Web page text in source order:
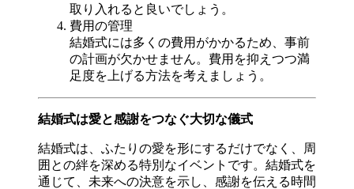
取り入れると良いでしょう。
費用の管理
結婚式には多くの費用がかかるため、事前
の計画が欠かせません。費用を抑えつつ満
足度を上げる方法を考えましょう。
結婚式は愛と感謝をつなぐ大切な儀式
結婚式は、ふたりの愛を形にするだけでなく、周
囲との絆を深める特別なイベントです。結婚式を
通じて、未来への決意を示し、感謝を伝える時間